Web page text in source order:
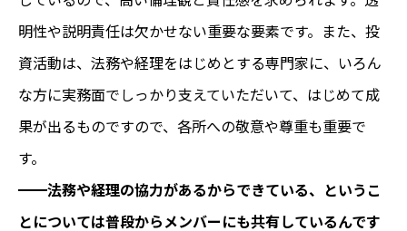
明性や説明責任は欠かせない重要な要素です。また、投
資活動は、法務や経理をはじめとする専門家に、いろん
な方に実務面でしっかり支えていただいて、はじめて成
果が出るものですので、各所への敬意や尊重も重要で
す。
━━法務や経理の協力があるからできている、というこ
とについては普段からメンバーにも共有しているんです